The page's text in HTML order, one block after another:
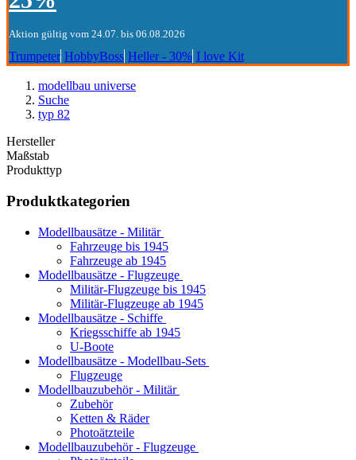
Aktion gültig vom 24.07. bis 06.08.2026
Trumpeter HobbyBoss Heller - 30% I love Kit
modellbau universe
Suche
typ 82
Hersteller
Maßstab
Produkttyp
Produktkategorien
Modellbausätze - Militär
Fahrzeuge bis 1945
Fahrzeuge ab 1945
Modellbausätze - Flugzeuge
Militär-Flugzeuge bis 1945
Militär-Flugzeuge ab 1945
Modellbausätze - Schiffe
Kriegsschiffe ab 1945
U-Boote
Modellbausätze - Modellbau-Sets
Flugzeuge
Modellbauzubehör - Militär
Zubehör
Ketten & Räder
Photoätzteile
Modellbauzubehör - Flugzeuge